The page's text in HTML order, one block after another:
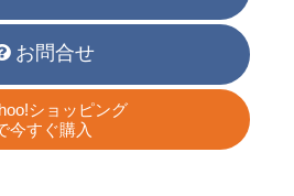
お問合せ
ショッピング
今すぐ購入